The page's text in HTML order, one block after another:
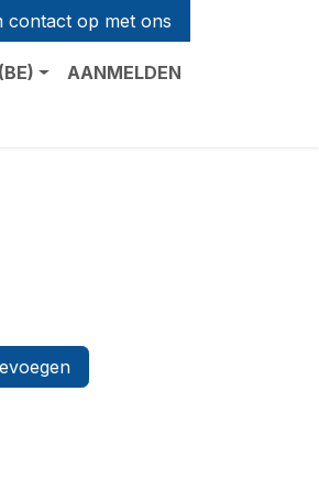
contact op met ons
AANMELDEN